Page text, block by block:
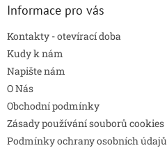
Informace pro vás
Kontakty - otevírací doba
Kudy k nám
Napište nám
O Nás
Obchodní podmínky
Zásady používání souborů cookies
Podmínky ochrany osobních údajů